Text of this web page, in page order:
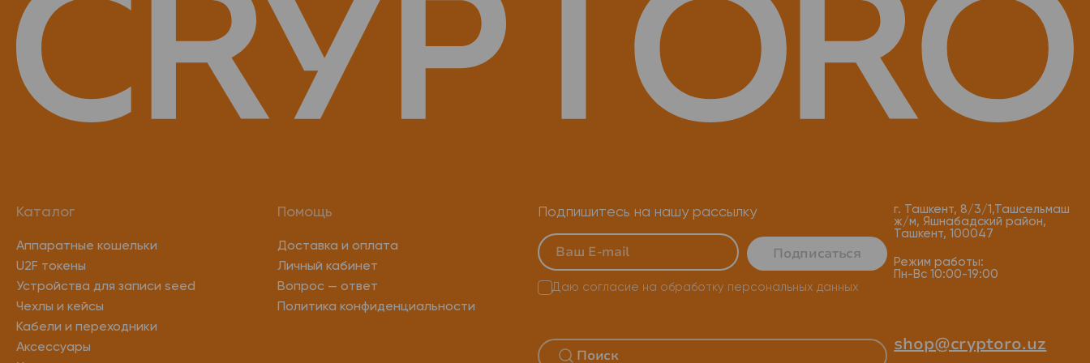
Каталог
Аппаратные кошельки
U2F токены
Устройства для записи seed
Чехлы и кейсы
Кабели и переходники
Аксессуары
Помощь
Доставка и оплата
Личный кабинет
Вопрос — ответ
Политика конфиденциальности
Подпишитесь на нашу рассылку
Подписаться
Даю согласие на обработку персональных данных
г. Ташкент, 8/3/1,Ташсельмаш
ж/м, Яшнабадский район,
Ташкент, 100047
Режим работы:
Пн-Вс 10:00-19:00
shop@cryptoro.uz